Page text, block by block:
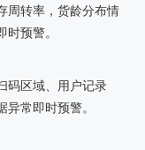
周转率，货龄分布情
预警。
码区域、用户记录
常即时预警。